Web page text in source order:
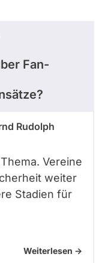
Fan-
Rudolph
Vereine
weiter
Stadien für
Weiterlesen ->